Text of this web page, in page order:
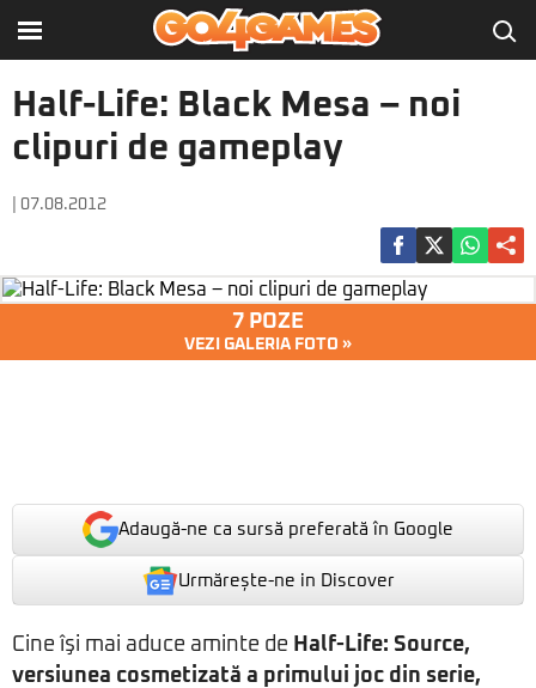
Half-Life: Black Mesa – noi
clipuri de gameplay
| 07.08.2012
7 POZE
VEZI GALERIA FOTO »
Adaugă-ne ca sursă preferată în Google
Urmărește-ne in Discover
Cine îşi mai aduce aminte de Half-Life: Source,
versiunea cosmetizată a primului joc din serie,